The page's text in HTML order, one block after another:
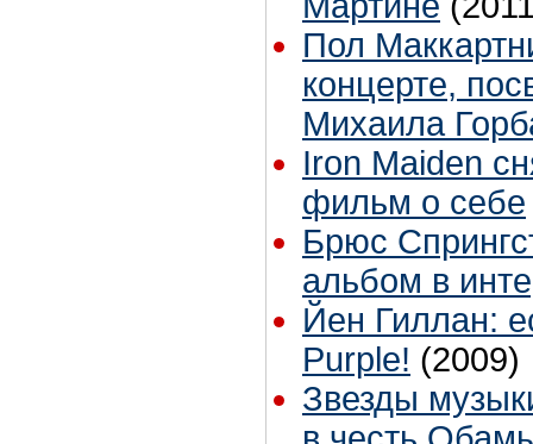
Пол
концерте,
Михаила
Iron Maiden
фильм о себе
Брюс
альбом в
Йен Гиллан:
Purple! (2009)
Звезды